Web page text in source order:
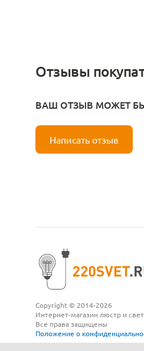
Отзывы
ВАШ ОТЗЫВ МОЖЕТ
Написать отзыв
Copyright © 2014-2026
Интернет-магазин люстр и
Все права защищены
Положение о